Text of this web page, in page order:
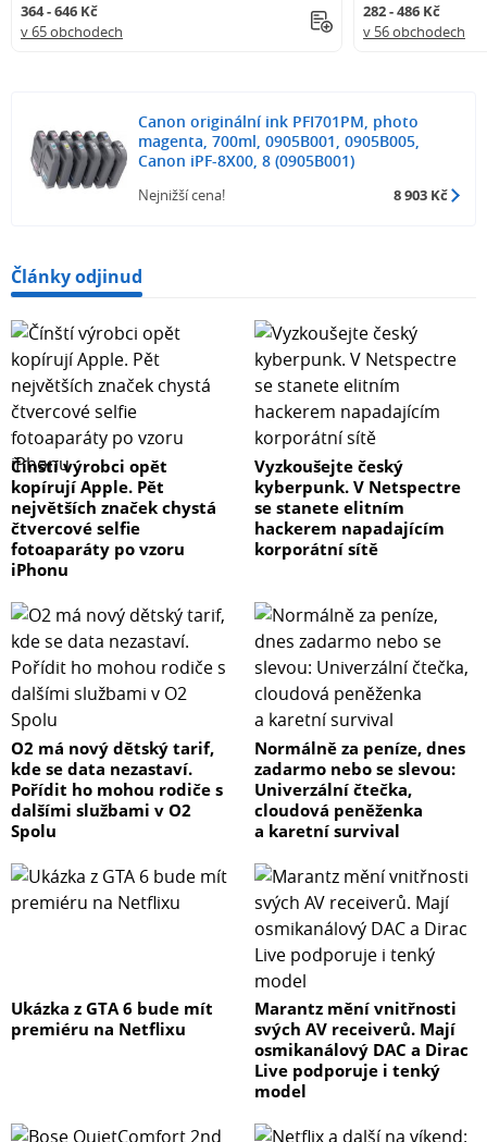
364 - 646 Kč
v 65 obchodech
282 - 486 Kč
v 56 obchodech
Canon originální ink PFI701PM, photo
magenta, 700ml, 0905B001, 0905B005,
Canon iPF-8X00, 8 (0905B001)
Nejnižší cena! 8 903 Kč
Články odjinud
Čínští výrobci opět
kopírují Apple. Pět
největších značek chystá
čtvercové selfie
fotoaparáty po vzoru
iPhonu
Vyzkoušejte český
kyberpunk. V Netspectre
se stanete elitním
hackerem napadajícím
korporátní sítě
O2 má nový dětský tarif,
kde se data nezastaví.
Pořídit ho mohou rodiče s
dalšími službami v O2
Spolu
Normálně za peníze, dnes
zadarmo nebo se slevou:
Univerzální čtečka,
cloudová peněženka
a karetní survival
Ukázka z GTA 6 bude mít
premiéru na Netflixu
Marantz mění vnitřnosti
svých AV receiverů. Mají
osmikanálový DAC a Dirac
Live podporuje i tenký
model